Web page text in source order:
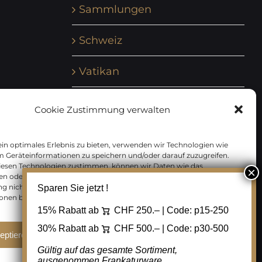
Cookie Zustimmung verwalten
optimales Erlebnis zu bieten, verwenden wir Technologien wie
Geräteinformationen zu speichern und/oder darauf zuzugreifen.
Technologien zustimmen, können wir Daten wie das
oder eindeutige IDs auf dieser Website verarbeiten. Wenn Sie Ihre
nicht erteilen oder zurückziehen, können bestimmte Merkmale
beeinträchtigt werden.
Ablehnen Cookie Einstellungen
Sammlungen
Schweiz
Vatikan
Zensurbelege Österreich
Zensurbelege Schweiz
Sparen Sie jetzt !
15% Rabatt ab CHF 250.– | Code: p15-250
30% Rabatt ab
CHF 500.– | Code: p30-500
Gültig auf das gesamte Sortiment,